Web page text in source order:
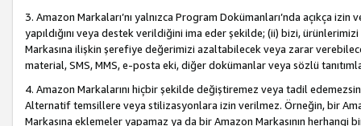
3. Amazon Markaları’nı yalnızca Program Dokümanları’nda açıkça
yapıldığını veya destek verildiğini ima eder şekilde; (ii) bizi,
Markasına ilişkin şerefiye değerimizi azaltabilecek veya zarar
material, SMS, MMS, e-posta eki, diğer dokümanlar veya sözlü
4. Amazon Markalarını hiçbir şekilde değiştiremez veya tadil
Alternatif temsillere veya stilizasyonlara izin verilmez. Örneğin, bir
Markasına eklemeler yapamaz ya da bir Amazon Markasının herhangi